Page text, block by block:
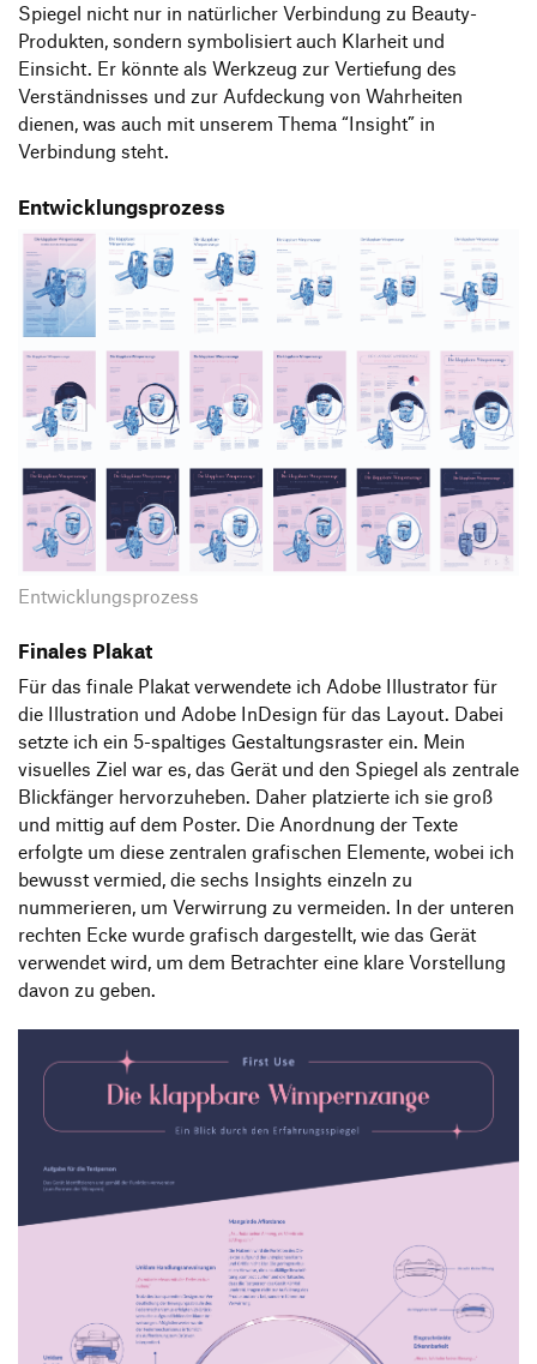
Spiegel nicht nur in natürlicher Verbindung zu Beauty-
Produkten, sondern symbolisiert auch Klarheit und
Einsicht. Er könnte als Werkzeug zur Vertiefung des
Verständnisses und zur Aufdeckung von Wahrheiten
dienen, was auch mit unserem Thema “Insight” in
Verbindung steht.
Entwicklungsprozess
Entwicklungsprozess
Finales Plakat
Für das finale Plakat verwendete ich Adobe Illustrator für
die Illustration und Adobe InDesign für das Layout. Dabei
setzte ich ein 5-spaltiges Gestaltungsraster ein. Mein
visuelles Ziel war es, das Gerät und den Spiegel als zentrale
Blickfänger hervorzuheben. Daher platzierte ich sie groß
und mittig auf dem Poster. Die Anordnung der Texte
erfolgte um diese zentralen grafischen Elemente, wobei ich
bewusst vermied, die sechs Insights einzeln zu
nummerieren, um Verwirrung zu vermeiden. In der unteren
rechten Ecke wurde grafisch dargestellt, wie das Gerät
verwendet wird, um dem Betrachter eine klare Vorstellung
davon zu geben.